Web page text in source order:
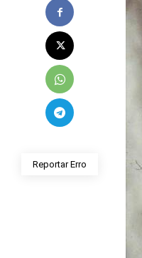
Reportar Erro